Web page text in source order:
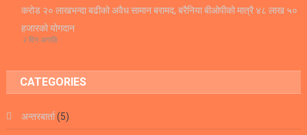
करोड २० लाखभन्दा बढीको अवैध सामान बरामद, बरैनिया बीओपीको मात्रै ४८ लाख ५०
हजारको योगदान
२ दिन अगाडि
CATEGORIES
अन्तरबार्ता(5)